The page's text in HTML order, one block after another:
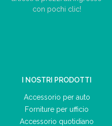
con pochi clic!
I NOSTRI PRODOTTI
Accessorio per auto
Forniture per ufficio
Accessorio quotidiano